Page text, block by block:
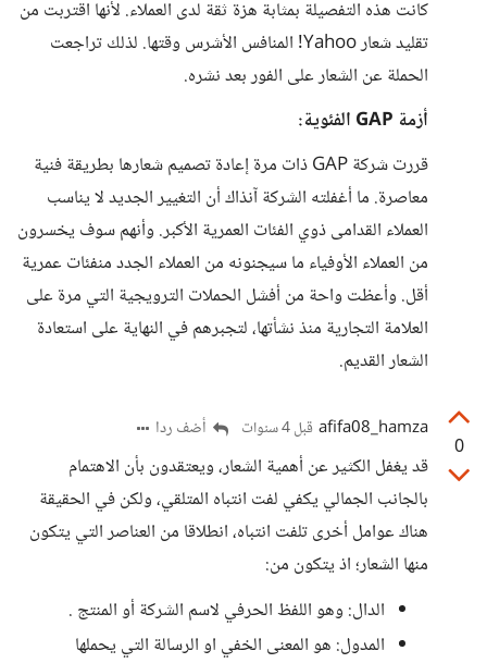
كانت هذه التفصيلة بمثابة هزة ثقة لدى العملاء. لأنها اقتربت من
تقليد شعار Yahoo! المنافس الأشرس وقتها. لذلك تراجعت
الحملة عن الشعار على الفور بعد نشره.
أزمة GAP الفئوية:
قررت شركة GAP ذات مرة إعادة تصميم شعارها بطريقة فنية
معاصرة. ما أغفلته الشركة آنذاك أن التغيير الجديد لا يناسب
العملاء القدامى ذوي الفئات العمرية الأكبر. وأنهم سوف يخسرون
من العملاء الأوفياء ما سيجنونه من العملاء الجدد منفئات عمرية
أقل. وأعظت واحة من أفشل الحملات الترويجية التي مرة على
العلامة التجارية منذ نشأتها، لتجبرهم في النهاية على استعادة
الشعار القديم.
0
afifa08_hamza قبل 4 سنوات أضف ردا
قد يغفل الكثير عن أهمية الشعار، ويعتقدون بأن الاهتمام
بالجانب الجمالي يكفي لفت انتباه المتلقي، ولكن في الحقيقة
هناك عوامل أخرى تلفت انتباه، انطلاقا من العناصر التي يتكون
منها الشعار؛ اذ يتكون من:
الدال: وهو اللفظ الحرفي لاسم الشركة أو المنتج .
المدول: هو المعنى الخفي او الرسالة التي يحملها